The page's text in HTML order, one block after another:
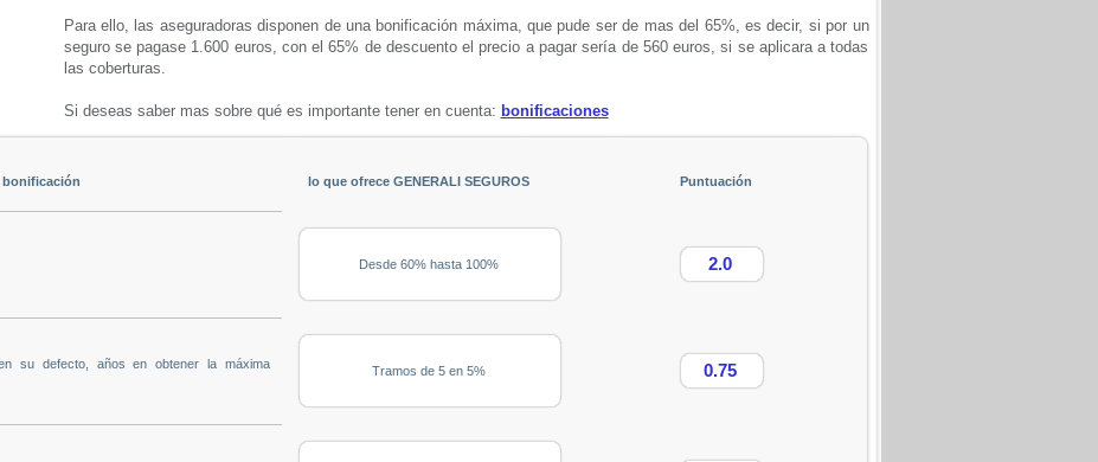
Para ello, las aseguradoras disponen de una bonificación máxima, que pude ser de mas del 65%, es decir, si por un
seguro se pagase 1.600 euros, con el 65% de descuento el precio a pagar sería de 560 euros, si se aplicara a todas
las coberturas.
Si deseas saber mas sobre qué es importante tener en cuenta: bonificaciones
bonificación lo que ofrece GENERALI SEGUROS Puntuación
Desde 60% hasta 100% 2.0
su defecto, años en obtener la máxima
Tramos de 5 en 5% 0.75